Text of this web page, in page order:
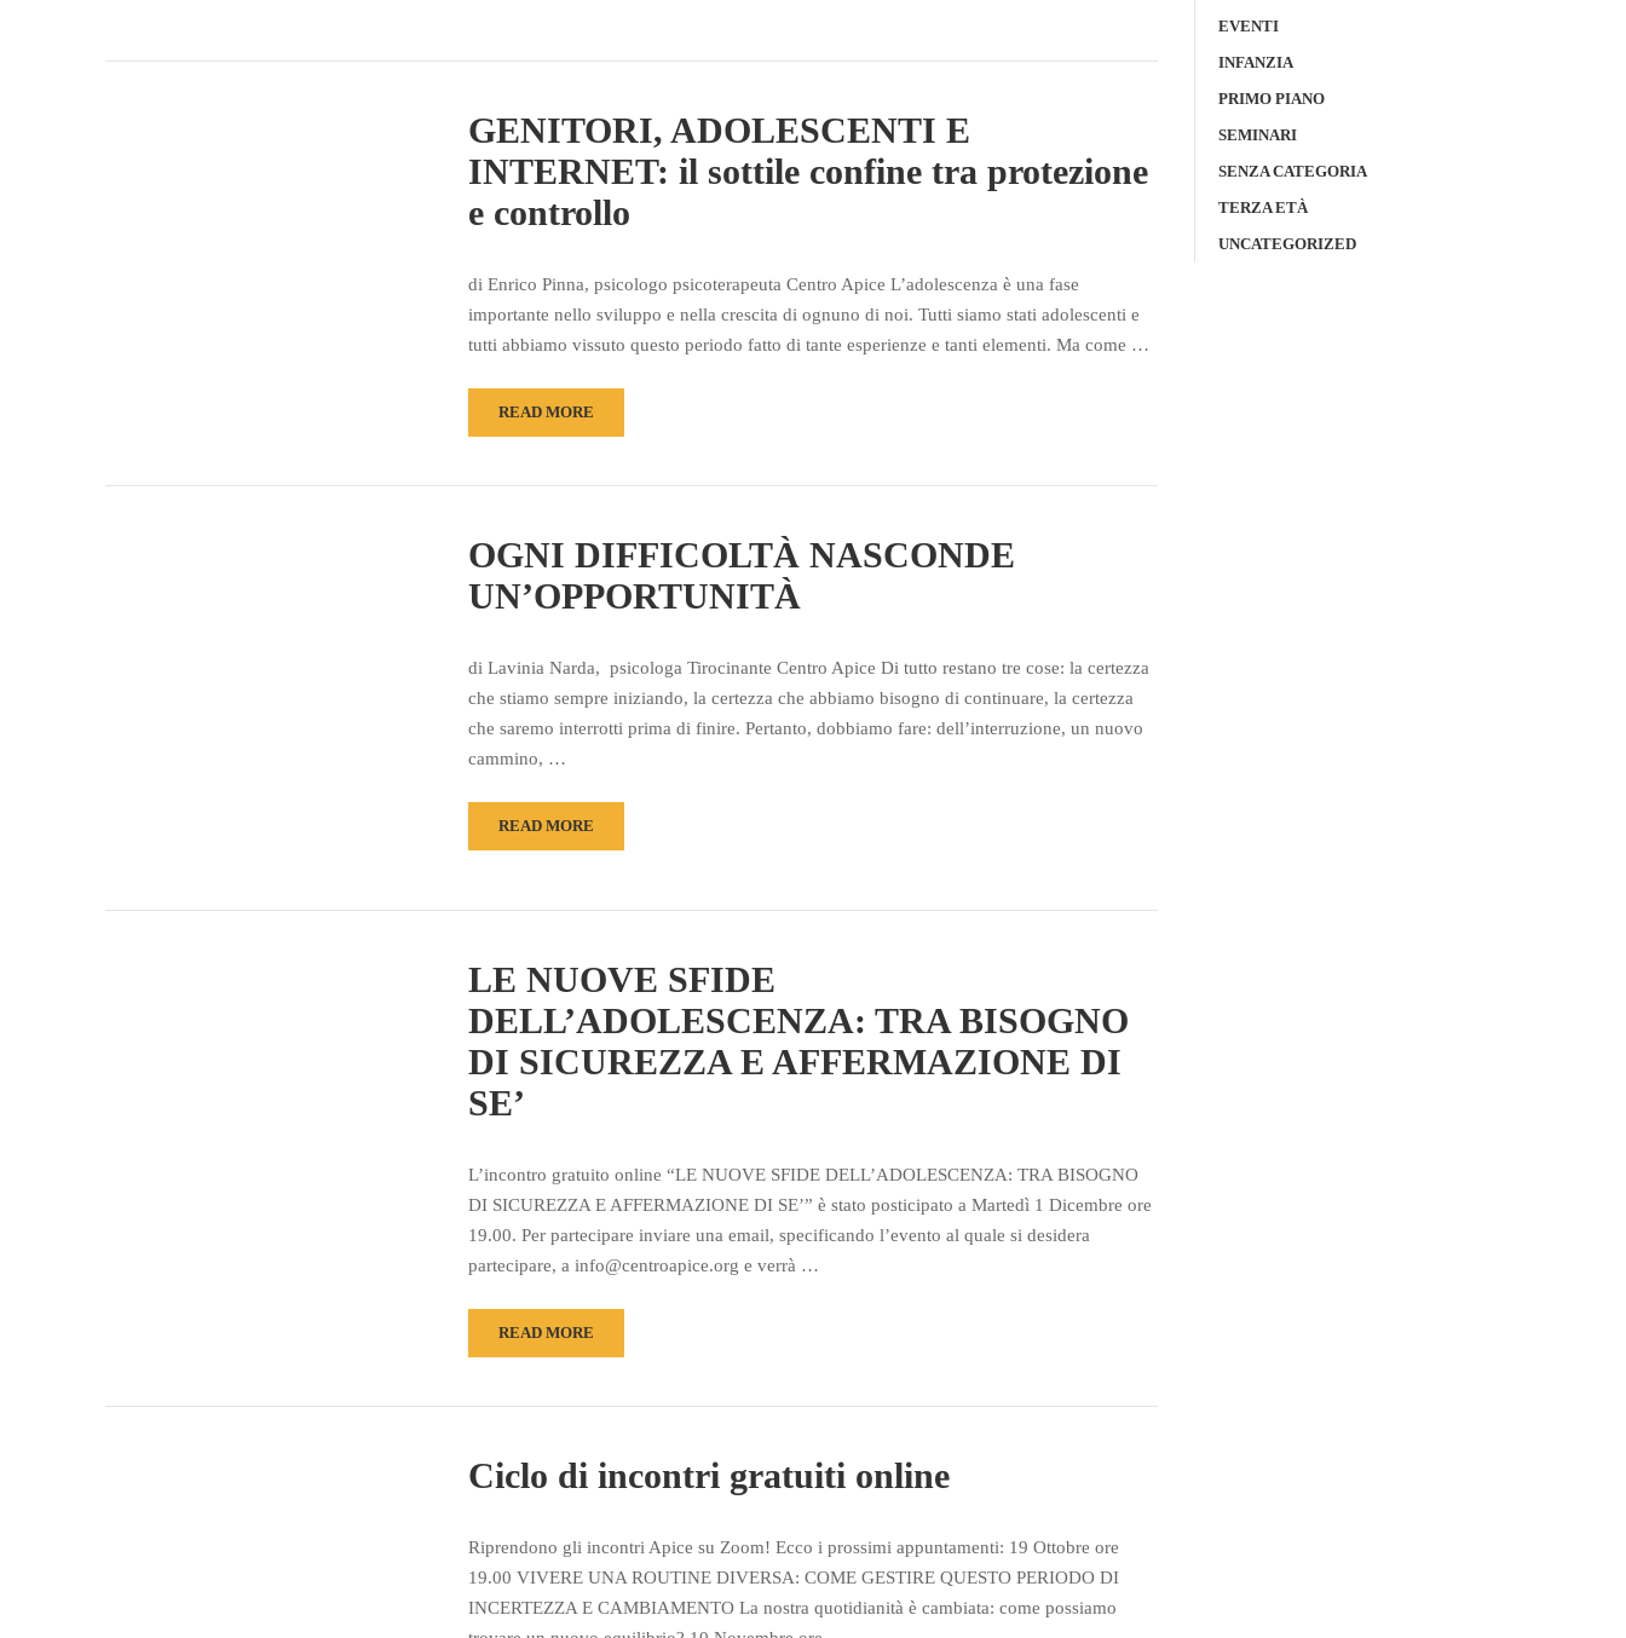
GENITORI, ADOLESCENTI E
INTERNET: il sottile confine tra protezione
e controllo
di Enrico Pinna, psicologo psicoterapeuta Centro Apice L’adolescenza è una fase
importante nello sviluppo e nella crescita di ognuno di noi. Tutti siamo stati adolescenti e
tutti abbiamo vissuto questo periodo fatto di tante esperienze e tanti elementi. Ma come …
READ MORE
OGNI DIFFICOLTÀ NASCONDE
UN’OPPORTUNITÀ
di Lavinia Narda, psicologa Tirocinante Centro Apice Di tutto restano tre cose: la certezza
che stiamo sempre iniziando, la certezza che abbiamo bisogno di continuare, la certezza
che saremo interrotti prima di finire. Pertanto, dobbiamo fare: dell’interruzione, un nuovo
cammino, …
READ MORE
LE NUOVE SFIDE
DELL’ADOLESCENZA: TRA BISOGNO
DI SICUREZZA E AFFERMAZIONE DI
SE’
L’incontro gratuito online “LE NUOVE SFIDE DELL’ADOLESCENZA: TRA BISOGNO
DI SICUREZZA E AFFERMAZIONE DI SE’” è stato posticipato a Martedì 1 Dicembre ore
19.00. Per partecipare inviare una email, specificando l’evento al quale si desidera
partecipare, a info@centroapice.org e verrà …
READ MORE
Ciclo di incontri gratuiti online
Riprendono gli incontri Apice su Zoom! Ecco i prossimi appuntamenti: 19 Ottobre ore
19.00 VIVERE UNA ROUTINE DIVERSA: COME GESTIRE QUESTO PERIODO DI
INCERTEZZA E CAMBIAMENTO La nostra quotidianità è cambiata: come possiamo
EVENTI
INFANZIA
PRIMO PIANO
SEMINARI
SENZA CATEGORIA
TERZA ETÀ
UNCATEGORIZED